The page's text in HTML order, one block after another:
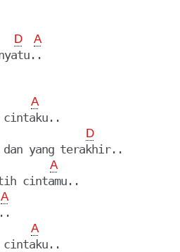
D A
A
D
yang terakhir..
A
cintamu..
A
A